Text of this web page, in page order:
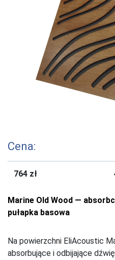
Cena:
764 zł
Marine Old Wood —
pułapka basowa
Na powierzchni EliAcoustic
absorbujące i odbijające